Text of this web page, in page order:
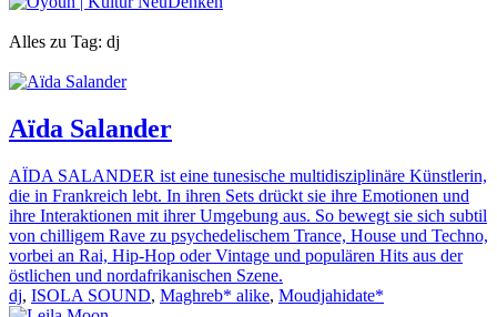
Alles zu Tag: dj
Aïda Salander
AÏDA SALANDER ist eine tunesische multidisziplinäre Künstlerin,
die in Frankreich lebt. In ihren Sets drückt sie ihre Emotionen und
ihre Interaktionen mit ihrer Umgebung aus. So bewegt sie sich subtil
von chilligem Rave zu psychedelischem Trance, House und Techno,
vorbei an Rai, Hip-Hop oder Vintage und populären Hits aus der
östlichen und nordafrikanischen Szene.
dj, ISOLA SOUND, Maghreb* alike, Moudjahidate*